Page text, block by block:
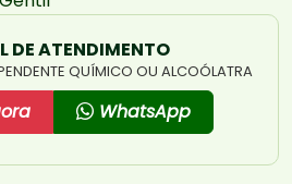
DE ATENDIMENTO
QUÍMICO OU ALCOÓLATRA
WhatsApp